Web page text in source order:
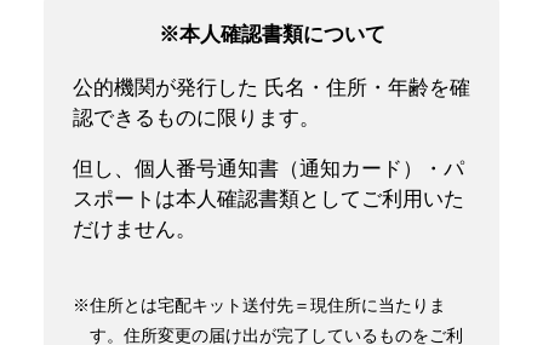
※本人確認書類について
公的機関が発行した 氏名・住所・年齢を確
認できるものに限ります。
但し、個人番号通知書（通知カード）・パ
スポートは本人確認書類としてご利用いた
だけません。
※住所とは宅配キット送付先＝現住所に当たりま
す。住所変更の届け出が完了しているものをご利